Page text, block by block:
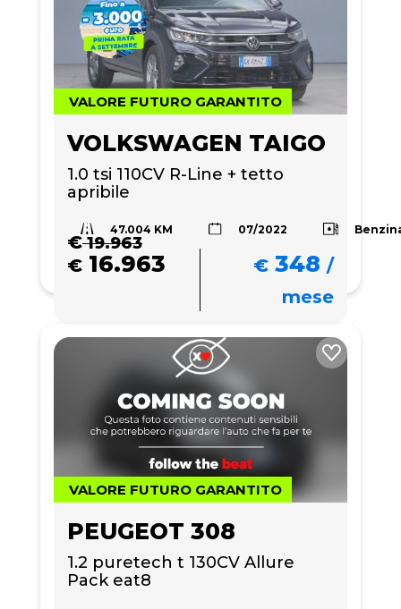
VALORE FUTURO GARANTITO
VOLKSWAGEN TAIGO
1.0 tsi 110CV R-Line + tetto
apribile
47.004 KM 07/2022
€19.963
€ 16.963 € 348 /
mese
VALORE FUTURO GARANTITO
PEUGEOT 308
1.2 puretech t 130CV Allure
Pack eat8